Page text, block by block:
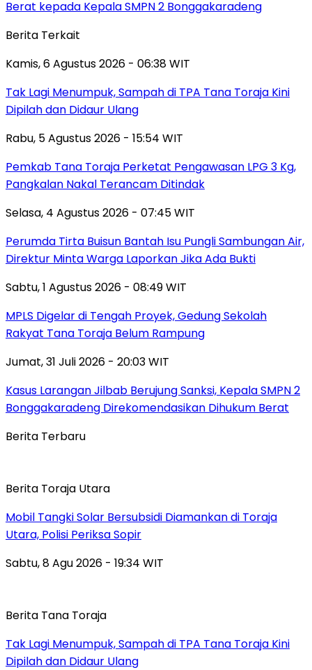
Berat kepada Kepala SMPN 2 Bonggakaradeng
Berita Terkait
Kamis, 6 Agustus 2026 - 06:38 WIT
Tak Lagi Menumpuk, Sampah di TPA Tana Toraja Kini
Dipilah dan Didaur Ulang
Rabu, 5 Agustus 2026 - 15:54 WIT
Pemkab Tana Toraja Perketat Pengawasan LPG 3 Kg,
Pangkalan Nakal Terancam Ditindak
Selasa, 4 Agustus 2026 - 07:45 WIT
Perumda Tirta Buisun Bantah Isu Pungli Sambungan Air,
Direktur Minta Warga Laporkan Jika Ada Bukti
Sabtu, 1 Agustus 2026 - 08:49 WIT
MPLS Digelar di Tengah Proyek, Gedung Sekolah
Rakyat Tana Toraja Belum Rampung
Jumat, 31 Juli 2026 - 20:03 WIT
Kasus Larangan Jilbab Berujung Sanksi, Kepala SMPN 2
Bonggakaradeng Direkomendasikan Dihukum Berat
Berita Terbaru
Berita Toraja Utara
Mobil Tangki Solar Bersubsidi Diamankan di Toraja
Utara, Polisi Periksa Sopir
Sabtu, 8 Agu 2026 - 19:34 WIT
Berita Tana Toraja
Tak Lagi Menumpuk, Sampah di TPA Tana Toraja Kini
Dipilah dan Didaur Ulang